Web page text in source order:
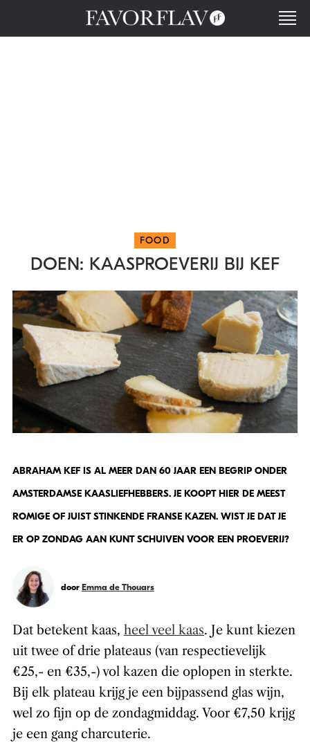
FOOD
DOEN: KAASPROEVERIJ BIJ KEF
ABRAHAM KEF IS AL MEER DAN 60 JAAR EEN BEGRIP ONDER
AMSTERDAMSE KAASLIEFHEBBERS. JE KOOPT HIER DE MEEST
ROMIGE OF JUIST STINKENDE FRANSE KAZEN. WIST JE DAT JE
ER OP ZONDAG AAN KUNT SCHUIVEN VOOR EEN PROEVERIJ?
door Emma de Thouars
Dat betekent kaas, heel veel kaas. Je kunt kiezen
uit twee of drie plateaus (van respectievelijk
€25,- en €35,-) vol kazen die oplopen in sterkte.
Bij elk plateau krijg je een bijpassend glas wijn,
wel zo fijn op de zondagmiddag. Voor €7,50 krijg
je een gang charcuterie.